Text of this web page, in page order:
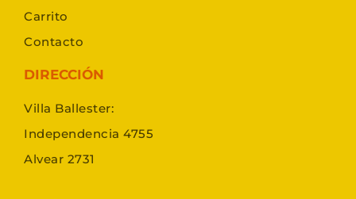
Carrito
Contacto
DIRECCIÓN
Villa Ballester:
Independencia 4755
Alvear 2731